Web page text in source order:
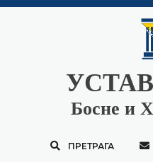
Босне и
ПРЕТРАГА